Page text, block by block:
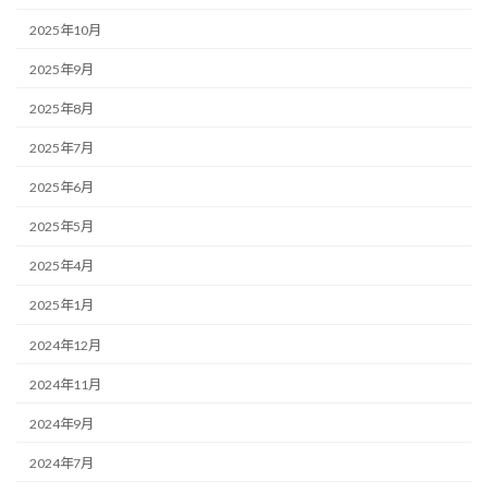
2025年10月
2025年9月
2025年8月
2025年7月
2025年6月
2025年5月
2025年4月
2025年1月
2024年12月
2024年11月
2024年9月
2024年7月